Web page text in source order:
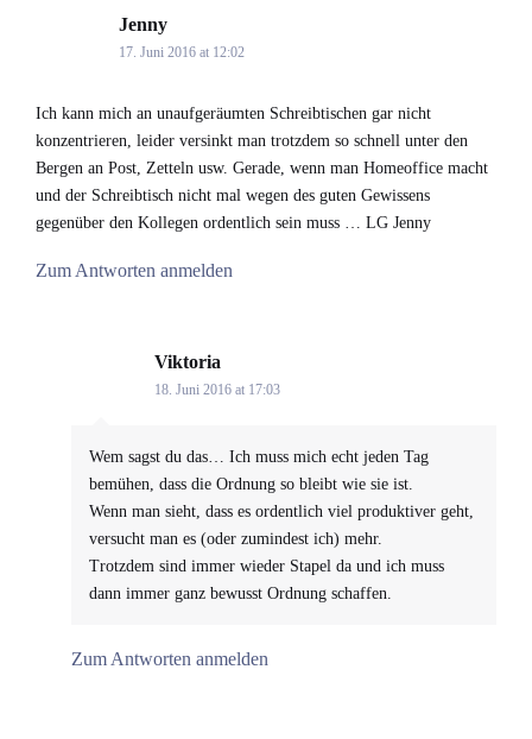
Jenny
17. Juni 2016 at 12:02
Ich kann mich an unaufgeräumten Schreibtischen gar nicht
konzentrieren, leider versinkt man trotzdem so schnell unter den
Bergen an Post, Zetteln usw. Gerade, wenn man Homeoffice macht
und der Schreibtisch nicht mal wegen des guten Gewissens
gegenüber den Kollegen ordentlich sein muss … LG Jenny
Zum Antworten anmelden
Viktoria
18. Juni 2016 at 17:03
Wem sagst du das… Ich muss mich echt jeden Tag
bemühen, dass die Ordnung so bleibt wie sie ist.
Wenn man sieht, dass es ordentlich viel produktiver geht,
versucht man es (oder zumindest ich) mehr.
Trotzdem sind immer wieder Stapel da und ich muss
dann immer ganz bewusst Ordnung schaffen.
Zum Antworten anmelden